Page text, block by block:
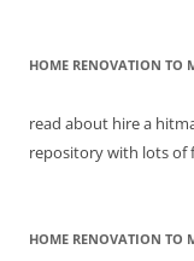
HOME RENOVATION TO
read about hire a
repository with lots of
HOME RENOVATION TO